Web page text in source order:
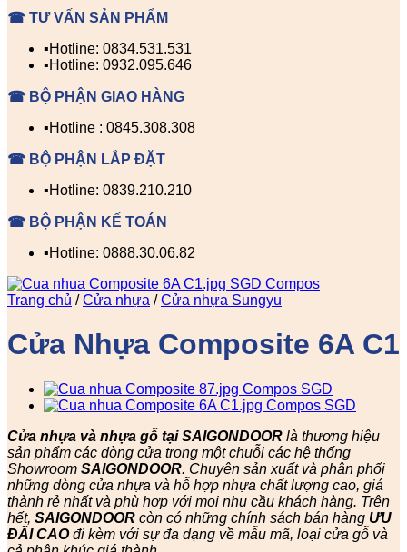
☎ TƯ VẤN SẢN PHẨM
▪️Hotline: 0834.531.531
▪️Hotline: 0932.095.646
☎ BỘ PHẬN GIAO HÀNG
▪️Hotline : 0845.308.308
☎ BỘ PHẬN LẮP ĐẶT
▪️Hotline: 0839.210.210
☎ BỘ PHẬN KẾ TOÁN
▪️Hotline: 0888.30.06.82
Trang chủ / Cửa nhựa / Cửa nhựa Sungyu
Cửa Nhựa Composite 6A C1
Cửa nhựa và nhựa gỗ tại SAIGONDOOR là thương hiệu
sản phẩm các dòng cửa trong một chuỗi các hệ thống
Showroom SAIGONDOOR. Chuyên sản xuất và phân phối
những dòng cửa nhựa và hỗ hợp nhựa chất lượng cao, giá
thành rẻ nhất và phù hợp với mọi nhu cầu khách hàng. Trên
hết, SAIGONDOOR còn có những chính sách bán hàng ƯU
ĐÃI CAOđi kèm với sự đa dạng về mẫu mã, loại cửa gỗ và